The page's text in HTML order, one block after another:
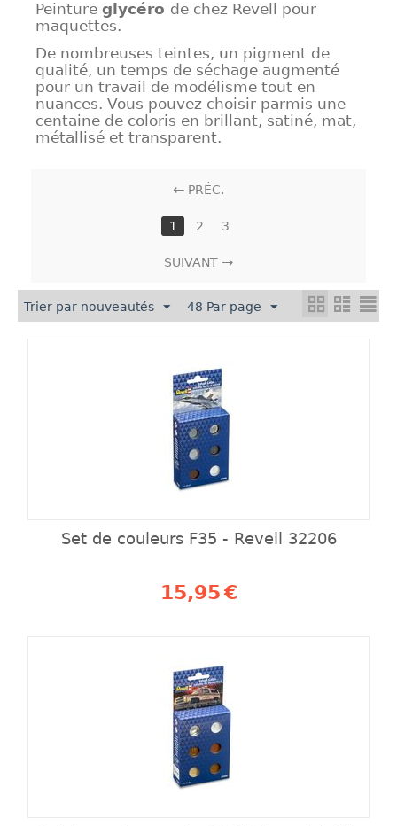
Peinture glycéro de chez Revell pour
maquettes.
De nombreuses teintes, un pigment de
qualité, un temps de séchage augmenté
pour un travail de modélisme tout en
nuances. Vous pouvez choisir parmis une
centaine de coloris en brillant, satiné, mat,
métallisé et transparent.
PRÉC.
1 2 3
SUIVANT
Trier par nouveautés 48 Par page
Set de couleurs F35 - Revell 32206
15,95€